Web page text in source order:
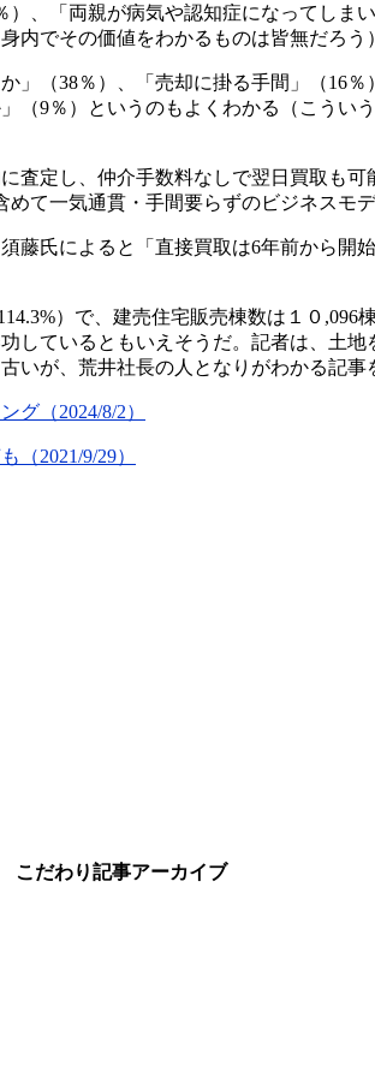
、「両親が病気や認知症になってし
内でその価値をわかるものは皆無だろう
（38％）、「売却に掛る手間」（16
（9％）というのもよくわかる（こうい
定し、仲介手数料なしで翌日買取も
て一気通貫・手間要らずのビジネスモ
氏によると「直接買取は6年前から開
）で、建売住宅販売棟数は１０
しているともいえそうだ。記者は、土
いが、荒井社長の人となりがわかる記事
（2024/8/2）
2021/9/29）
こだわり記事アーカイブ